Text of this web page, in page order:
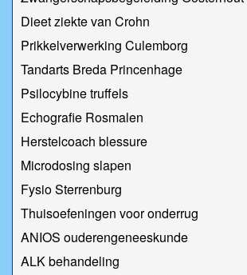
Dieet ziekte van Crohn
Prikkelverwerking Culemborg
Tandarts Breda Princenhage
Psilocybine truffels
Echografie Rosmalen
Herstelcoach blessure
Microdosing slapen
Fysio Sterrenburg
Thuisoefeningen voor onderrug
ANIOS ouderengeneeskunde
ALK behandeling